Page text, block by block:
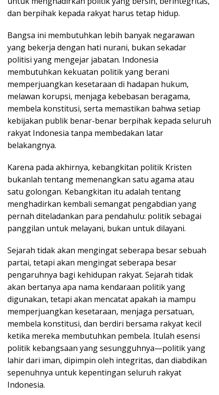
dan berpihak kepada rakyat harus tetap hidup.
Bangsa ini membutuhkan lebih banyak negarawan
yang bekerja dengan hati nurani, bukan sekadar
politisi yang mengejar jabatan. Indonesia
membutuhkan kekuatan politik yang berani
memperjuangkan kesetaraan di hadapan hukum,
melawan korupsi, menjaga kebebasan beragama,
membela konstitusi, serta memastikan bahwa setiap
kebijakan publik benar-benar berpihak kepada seluruh
rakyat Indonesia tanpa membedakan latar
belakangnya.
Karena pada akhirnya, kebangkitan politik Kristen
bukanlah tentang memenangkan satu agama atau
satu golongan. Kebangkitan itu adalah tentang
menghadirkan kembali semangat pengabdian yang
pernah diteladankan para pendahulu: politik sebagai
panggilan untuk melayani, bukan untuk dilayani.
Sejarah tidak akan mengingat seberapa besar sebuah
partai, tetapi akan mengingat seberapa besar
pengaruhnya bagi kehidupan rakyat. Sejarah tidak
akan bertanya apa nama kendaraan politik yang
digunakan, tetapi akan mencatat apakah ia mampu
memperjuangkan kesetaraan, menjaga persatuan,
membela konstitusi, dan berdiri bersama rakyat kecil
ketika mereka membutuhkan pembela. Itulah esensi
politik kebangsaan yang sesungguhnya—politik yang
lahir dari iman, dipimpin oleh integritas, dan diabdikan
sepenuhnya untuk kepentingan seluruh rakyat
Indonesia.